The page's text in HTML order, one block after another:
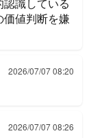
値判断を嫌
2026/07/07 08:20
2026/07/07 08:26